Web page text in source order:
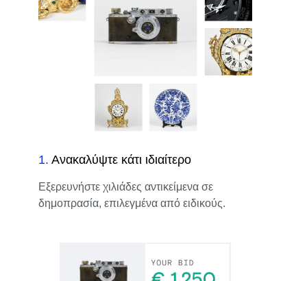
1. Ανακαλύψτε κάτι ιδιαίτερο
Εξερευνήστε χιλιάδες αντικείμενα σε
δημοπρασία, επιλεγμένα από ειδικούς.